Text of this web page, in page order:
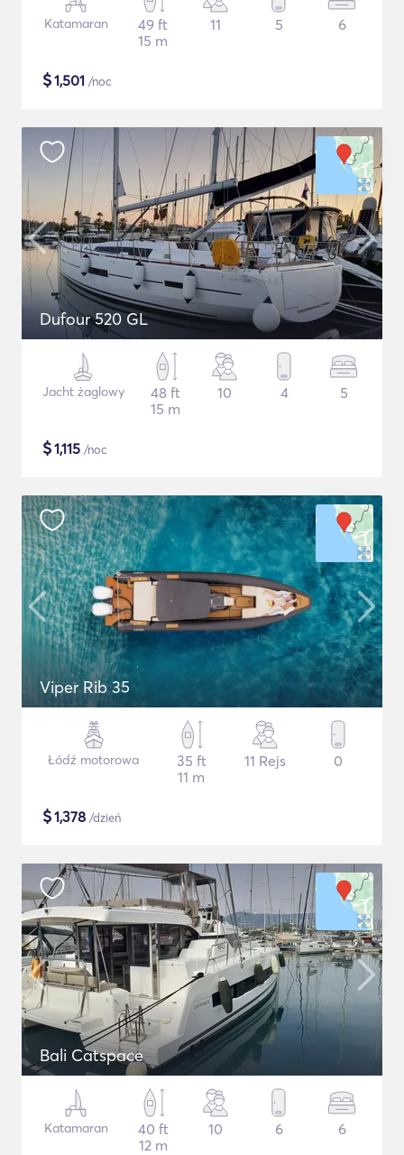
Katamaran
49 ft
15 m
11 5 6
$1,501 /noc
Dufour 520 GL
Jacht żaglowy
48 ft
15 m
10 4 5
$1,115 /noc
Viper Rib 35
Łódź motorowa
35 ft
11 m
11 Rejs 0
$1,378 /dzień
Bali Catspace
Katamaran
40 ft
12 m
10 6 6